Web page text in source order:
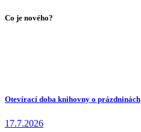
Co je nového?
Otevírací doba knihovny o prázdninách
17.7.2026